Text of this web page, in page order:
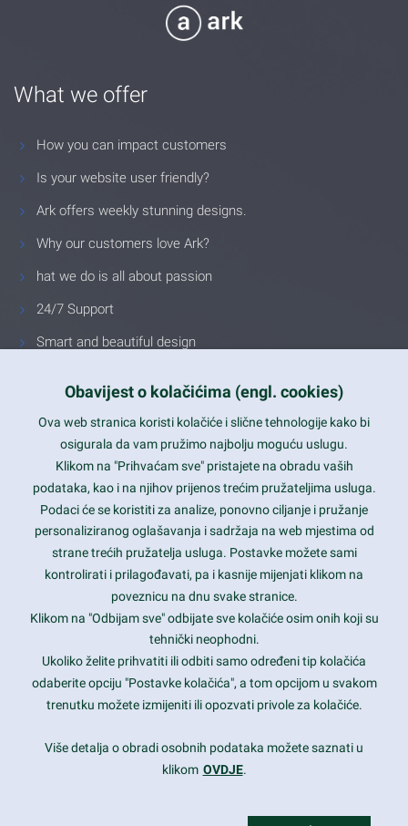
What we offer
How you can impact customers
Is your website user friendly?
Ark offers weekly stunning designs.
Why our customers love Ark?
hat we do is all about passion
24/7 Support
Smart and beautiful design
Latest trends and much more...
Contact Info
1600 Amphitheatre Parkway, Mountain View, CA 94043
prothemes.net@gmail.com
Daily: 9:00 am - 6:00 pm
Sunday: Closed
Copyright 2017FRESHFACE© All Rights Reserved
Obavijest o kolačićima (engl. cookies)
Ova web stranica koristi kolačiće i slične tehnologije kako bi
osigurala da vam pružimo najbolju moguću uslugu.
Klikom na "Prihvaćam sve" pristajete na obradu vaših
podataka, kao i na njihov prijenos trećim pružateljima usluga.
Podaci će se koristiti za analize, ponovno ciljanje i pružanje
personaliziranog oglašavanja i sadržaja na web mjestima od
strane trećih pružatelja usluga. Postavke možete sami
kontrolirati i prilagođavati, pa i kasnije mijenjati klikom na
poveznicu na dnu svake stranice.
Klikom na "Odbijam sve" odbijate sve kolačiće osim onih koji su
tehnički neophodni.
Ukoliko želite prihvatiti ili odbiti samo određeni tip kolačića
odaberite opciju "Postavke kolačića", a tom opcijom u svakom
trenutku možete izmijeniti ili opozvati privole za kolačiće.
Više detalja o obradi osobnih podataka možete saznati u
klikom OVDJE.